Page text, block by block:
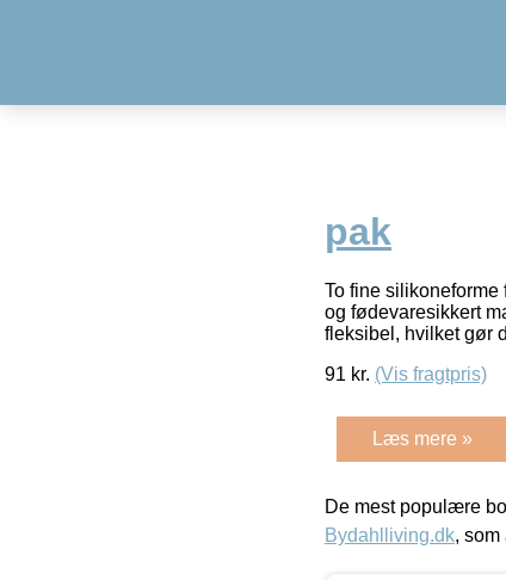
pak
To fine
og fødevaresikkert
fleksibel, hvilket gør
91 kr. (Vis fragtpris)
Læs mere »
De mest populære
Bydahlliving.dk, som